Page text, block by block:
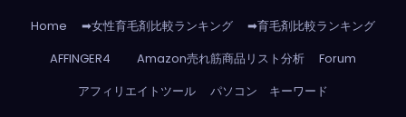
Home ➡女性育毛剤比較ランキング
➡育毛剤比較ランキング
AFFINGER4
Amazon売れ筋商品リスト分析
Forum
アフィリエイトツール
パソコン キーワード